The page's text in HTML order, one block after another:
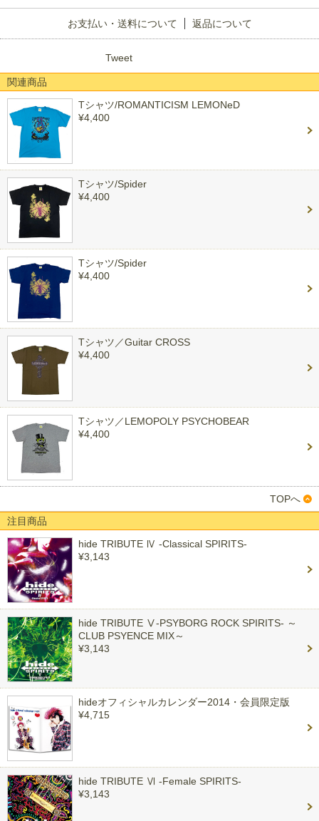
お支払い・送料について 返品について
Tweet
関連商品
Tシャツ/ROMANTICISM LEMONeD
¥4,400
Tシャツ/Spider
¥4,400
Tシャツ/Spider
¥4,400
Tシャツ／Guitar CROSS
¥4,400
Tシャツ／LEMOPOLY PSYCHOBEAR
¥4,400
TOPへ
注目商品
hide TRIBUTE Ⅳ -Classical SPIRITS-
¥3,143
hide TRIBUTE Ⅴ-PSYBORG ROCK SPIRITS- ～
CLUB PSYENCE MIX～
¥3,143
hideオフィシャルカレンダー2014・会員限定版
¥4,715
hide TRIBUTE Ⅵ -Female SPIRITS-
¥3,143